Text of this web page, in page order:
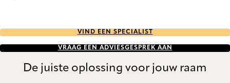
VIND EEN SPECIALIST
VRAAG EEN ADVIESGESPREK AAN
De juiste oplossing voor jouw raam